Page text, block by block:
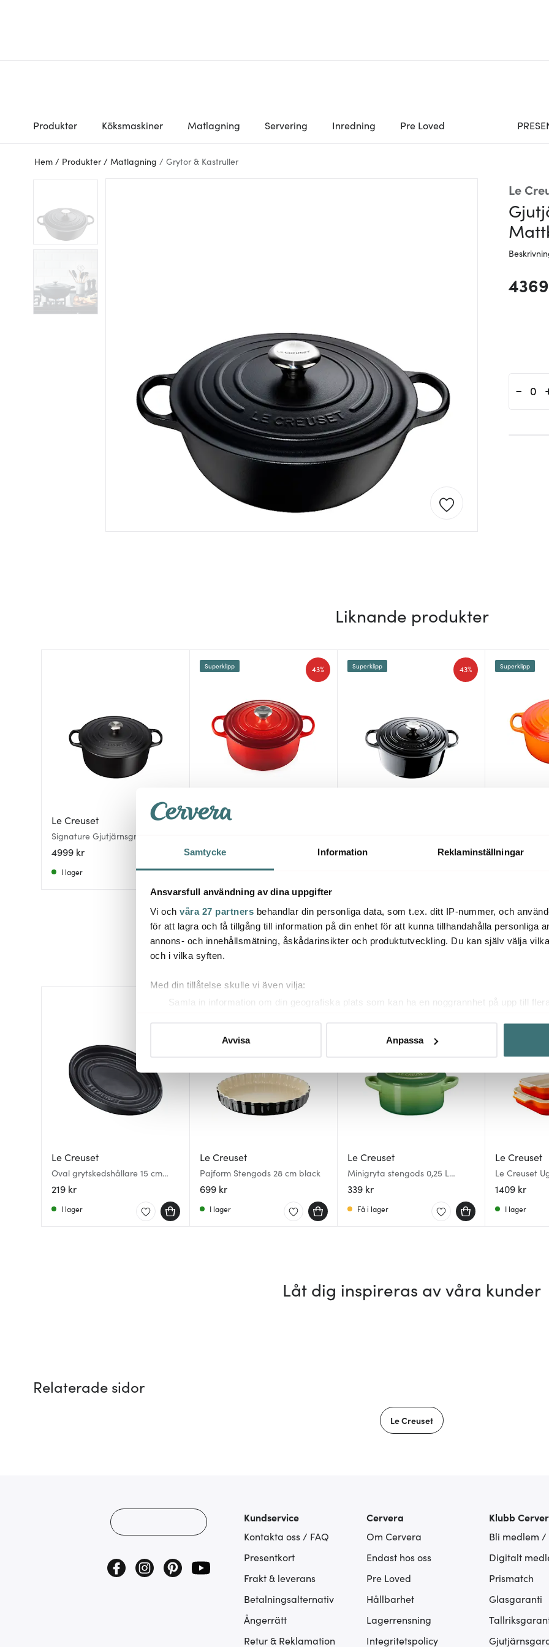
Samtycke Information Reklaminställningar
Ansvarsfull användning av dina uppgifter
Vi och våra 27 partners behandlar din personliga data, som t.ex. ditt IP-nummer, och
för att lagra och få tillgång till information på din enhet för att kunna tillhandahålla personliga
annons- och innehållsmätning, åskådarinsikter och produktutveckling. Du kan själv välja
och i vilka syften.
Med din tillåtelse skulle vi även vilja:
Samla in information om din geografiska plats som kan ha en noggrannhet på upp till
eller dra tillbaka ditt samtycke när som helst från cookie-förklaringen.
Vi använder cookies för att innehållet och annonserna ska anpassas efter det som vi tror att
att vi kan analysera vår trafik och göra hemsidan ännu bättre. Du bestämmer själv vilka
av.
Avvisa Anpassa
Produkter Köksmaskiner Matlagning Servering Inredning Pre Loved
Hem / Produkter / Matlagning / Grytor & Kastruller
Le
-
Liknande produkter
Le Creuset
Signature Gjutjärnsgryta rund
28 cm 6,7 L Matte Black
4999 kr
I lager
Le Creuset
26 cm 5,3 L Cerise
2555 kr
43%
Superklipp
I lager
26 cm 5,3 L Black Blank
2555 kr
43%
Superklipp
26 cm 5,3 L
2555 kr
Superklipp
Du kanske också gillar
Le Creuset
Oval grytskedshållare 15 cm
matte black
219 kr
I lager
Le Creuset
Pajform Stengods 28 cm black
699 kr
I lager
Le Creuset
Minigryta stengods 0,25 L
Bamboo Green
339 kr
Få i lager
Le Creuset
Le Creuset
& 32 cm
1409 kr
Endast hos oss
I lager
Låt dig inspireras av våra kunder
Relaterade sidor
Le Creuset
Kundservice
Kontakta oss / FAQ
Presentkort
Frakt & leverans
Betalningsalternativ
Ångerrätt
Retur & Reklamation
Cervera
Om Cervera
Endast hos oss
Pre Loved
Hållbarhet
Lagerrensning
Integritetspolicy
Klubb
Bli medlem /
Digitalt
Prismatch
Glasgaranti